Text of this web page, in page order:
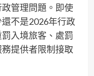
管理問題。即使
不是2026年行政
入境旅客、處罰
提供者限制接取